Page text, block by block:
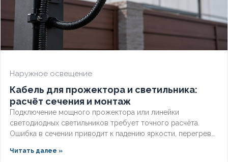
Наружное освещение
Кабель для прожектора и светильника:
расчёт сечения и монтаж
Подключение мощного прожектора или линейки
светодиодных светильников требует точного расчёта.
Ошибка в сечении приводит к падению яркости, перегреву
прожекторавыбрать, как рассчитать нагрузку и правильно
Читать далее »